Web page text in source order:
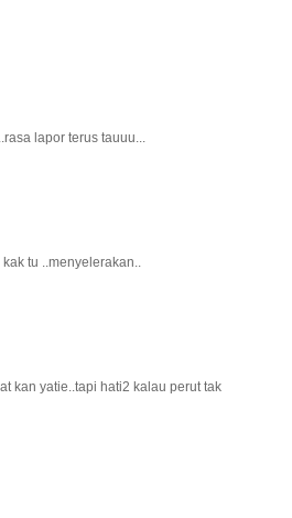
lapor terus tauuu...
tu ..menyelerakan..
kan yatie..tapi hati2 kalau perut tak